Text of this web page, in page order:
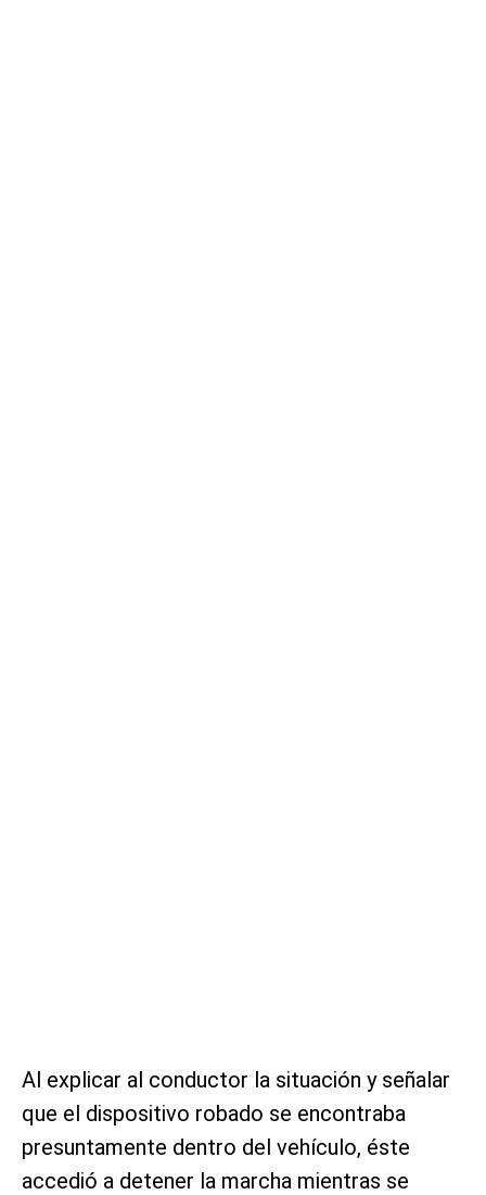
Al explicar al conductor la situación y señalar
que el dispositivo robado se encontraba
presuntamente dentro del vehículo, éste
accedió a detener la marcha mientras se